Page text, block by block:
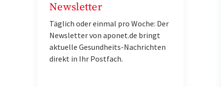
Newsletter
Täglich oder einmal pro Woche: Der
Newsletter von aponet.de bringt
aktuelle Gesundheits-Nachrichten
direkt in Ihr Postfach.